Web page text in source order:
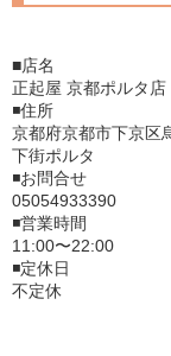
■店名
正起屋 京都ポルタ店
◾️住所
京都府京都市下京区
下街ポルタ
◾️お問合せ
05054933390
◾️営業時間
11:00〜22:00
◾️定休日
不定休